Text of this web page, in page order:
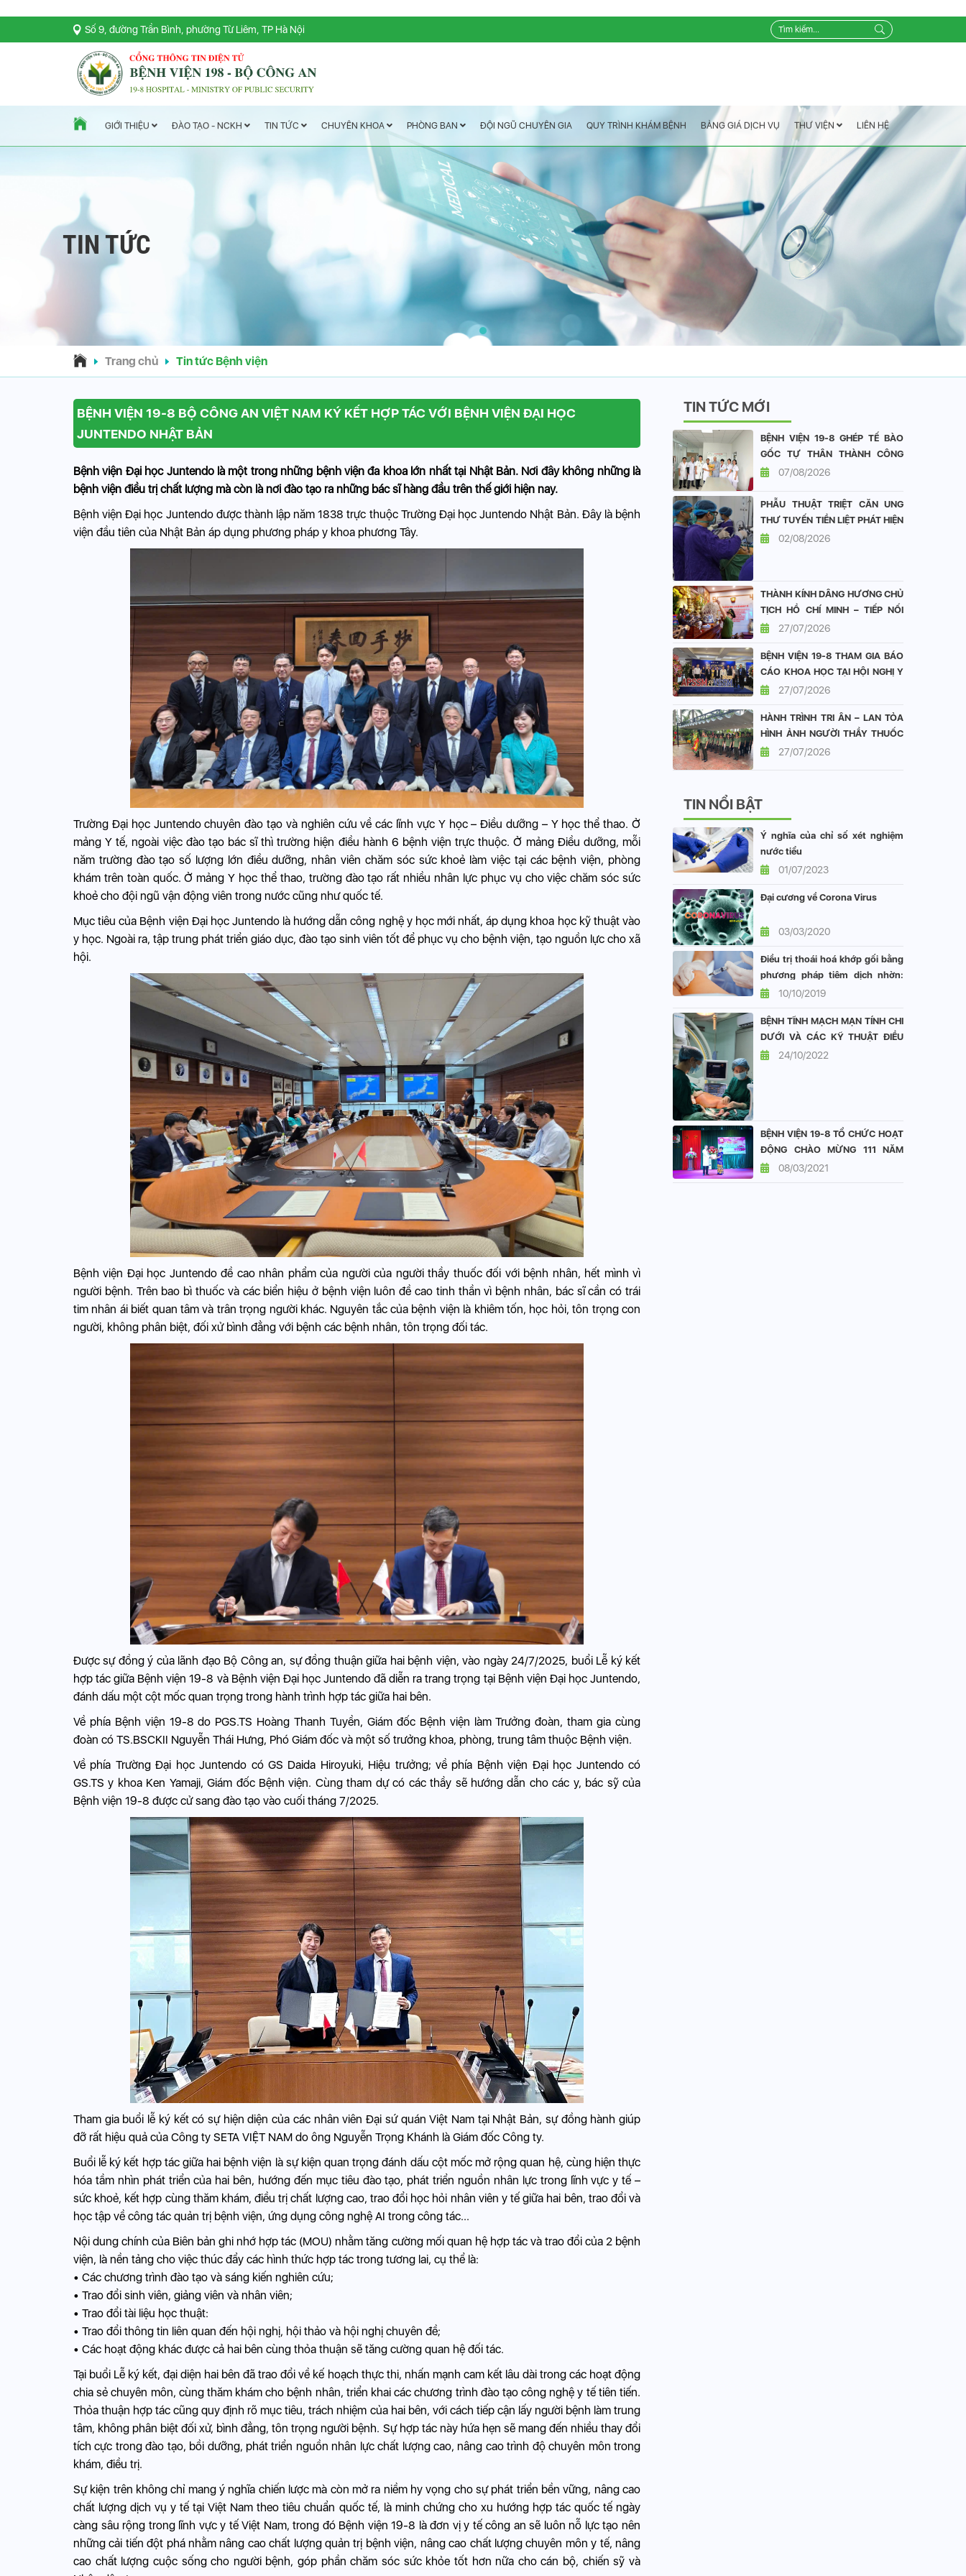
Số 9, đường Trần Bình, phường Từ Liêm, TP Hà Nội
GIỚI THIỆU ĐÀO TẠO - NCKH TIN TỨC CHUYÊN KHOA PHÒNG BAN ĐỘI NGŨ CHUYÊN GIA QUY TRÌNH KHÁM BỆNH BẢNG GIÁ DỊCH VỤ THƯ VIỆN LIÊN HỆ
TIN TỨC
Trang chủ Tin tức Bệnh viện
BỆNH VIỆN 19-8 BỘ CÔNG AN VIỆT NAM KÝ KẾT HỢP TÁC VỚI BỆNH VIỆN ĐẠI HỌC
JUNTENDO NHẬT BẢN
Bệnh viện Đại học Juntendo là một trong những bệnh viện đa khoa lớn nhất tại Nhật Bản. Nơi đây không những là
bệnh viện điều trị chất lượng mà còn là nơi đào tạo ra những bác sĩ hàng đầu trên thế giới hiện nay.
Bệnh viện Đại học Juntendo được thành lập năm 1838 trực thuộc Trường Đại học Juntendo Nhật Bản. Đây là bệnh
viện đầu tiên của Nhật Bản áp dụng phương pháp y khoa phương Tây.
Trường Đại học Juntendo chuyên đào tạo và nghiên cứu về các lĩnh vực Y học – Điều dưỡng – Y học thể thao. Ở
mảng Y tế, ngoài việc đào tạo bác sĩ thì trường hiện điều hành 6 bệnh viện trực thuộc. Ở mảng Điều dưỡng, mỗi
năm trường đào tạo số lượng lớn điều dưỡng, nhân viên chăm sóc sức khoẻ làm việc tại các bệnh viện, phòng
khám trên toàn quốc. Ở mảng Y học thể thao, trường đào tạo rất nhiều nhân lực phục vụ cho việc chăm sóc sức
khoẻ cho đội ngũ vận động viên trong nước cũng như quốc tế.
Mục tiêu của Bệnh viện Đại học Juntendo là hướng dẫn công nghệ y học mới nhất, áp dụng khoa học kỹ thuật vào
y học. Ngoài ra, tập trung phát triển giáo dục, đào tạo sinh viên tốt để phục vụ cho bệnh viện, tạo nguồn lực cho xã
hội.
Bệnh viện Đại học Juntendo đề cao nhân phẩm của người của người thầy thuốc đối với bệnh nhân, hết mình vì
người bệnh. Trên bao bì thuốc và các biển hiệu ở bệnh viện luôn đề cao tinh thần vì bệnh nhân, bác sĩ cần có trái
tim nhân ái biết quan tâm và trân trọng người khác. Nguyên tắc của bệnh viện là khiêm tốn, học hỏi, tôn trọng con
người, không phân biệt, đối xử bình đẳng với bệnh các bệnh nhân, tôn trọng đối tác.
Được sự đồng ý của lãnh đạo Bộ Công an, sự đồng thuận giữa hai bệnh viện, vào ngày 24/7/2025, buổi Lễ ký kết
hợp tác giữa Bệnh viện 19-8 và Bệnh viện Đại học Juntendo đã diễn ra trang trọng tại Bệnh viện Đại học Juntendo,
đánh dấu một cột mốc quan trọng trong hành trình hợp tác giữa hai bên.
Về phía Bệnh viện 19-8 do PGS.TS Hoàng Thanh Tuyền, Giám đốc Bệnh viện làm Trưởng đoàn, tham gia cùng
đoàn có TS.BSCKII Nguyễn Thái Hưng, Phó Giám đốc và một số trưởng khoa, phòng, trung tâm thuộc Bệnh viện.
Về phía Trường Đại học Juntendo có GS Daida Hiroyuki, Hiệu trưởng; về phía Bệnh viện Đại học Juntendo có
GS.TS y khoa Ken Yamaji, Giám đốc Bệnh viện. Cùng tham dự có các thầy sẽ hướng dẫn cho các y, bác sỹ của
Bệnh viện 19-8 được cử sang đào tạo vào cuối tháng 7/2025.
Tham gia buổi lễ ký kết có sự hiện diện của các nhân viên Đại sứ quán Việt Nam tại Nhật Bản, sự đồng hành giúp
đỡ rất hiệu quả của Công ty SETA VIỆT NAM do ông Nguyễn Trọng Khánh là Giám đốc Công ty.
Buổi lễ ký kết hợp tác giữa hai bệnh viện là sự kiện quan trọng đánh dấu cột mốc mở rộng quan hệ, cùng hiện thực
hóa tầm nhìn phát triển của hai bên, hướng đến mục tiêu đào tạo, phát triển nguồn nhân lực trong lĩnh vực y tế –
sức khoẻ, kết hợp cùng thăm khám, điều trị chất lượng cao, trao đổi học hỏi nhân viên y tế giữa hai bên, trao đổi và
học tập về công tác quản trị bệnh viện, ứng dụng công nghệ AI trong công tác...
Nội dung chính của Biên bản ghi nhớ hợp tác (MOU) nhằm tăng cường mối quan hệ hợp tác và trao đổi của 2 bệnh
viện, là nền tảng cho việc thúc đẩy các hình thức hợp tác trong tương lai, cụ thể là:
• Các chương trình đào tạo và sáng kiến nghiên cứu;
• Trao đổi sinh viên, giảng viên và nhân viên;
• Trao đổi tài liệu học thuật:
• Trao đổi thông tin liên quan đến hội nghị, hội thảo và hội nghị chuyên đề;
• Các hoạt động khác được cả hai bên cùng thỏa thuận sẽ tăng cường quan hệ đối tác.
Tại buổi Lễ ký kết, đại diện hai bên đã trao đổi về kế hoạch thực thi, nhấn mạnh cam kết lâu dài trong các hoạt động
chia sẻ chuyên môn, cùng thăm khám cho bệnh nhân, triển khai các chương trình đào tạo công nghệ y tế tiên tiến.
Thỏa thuận hợp tác cũng quy định rõ mục tiêu, trách nhiệm của hai bên, với cách tiếp cận lấy người bệnh làm trung
tâm, không phân biệt đối xử, bình đẳng, tôn trọng người bệnh. Sự hợp tác này hứa hẹn sẽ mang đến nhiều thay đổi
tích cực trong đào tạo, bồi dưỡng, phát triển nguồn nhân lực chất lượng cao, nâng cao trình độ chuyên môn trong
khám, điều trị.
Sự kiện trên không chỉ mang ý nghĩa chiến lược mà còn mở ra niềm hy vọng cho sự phát triển bền vững, nâng cao
chất lượng dịch vụ y tế tại Việt Nam theo tiêu chuẩn quốc tế, là minh chứng cho xu hướng hợp tác quốc tế ngày
càng sâu rộng trong lĩnh vực y tế Việt Nam, trong đó Bệnh viện 19-8 là đơn vị y tế công an sẽ luôn nỗ lực tạo nên
những cải tiến đột phá nhằm nâng cao chất lượng quản trị bệnh viện, nâng cao chất lượng chuyên môn y tế, nâng
cao chất lượng cuộc sống cho người bệnh, góp phần chăm sóc sức khỏe tốt hơn nữa cho cán bộ, chiến sỹ và
TIN TỨC MỚI
BỆNH VIỆN 19-8 GHÉP TẾ BÀO
GỐC TỰ THÂN THÀNH CÔNG
CHO BỆNH NHÂN ĐA U TỦY
07/08/2026
PHẪU THUẬT TRIỆT CĂN UNG
THƯ TUYẾN TIỀN LIỆT PHÁT HIỆN
SỚM TẠI BỆNH VIỆN 19-8: DUY
02/08/2026
THÀNH KÍNH DÂNG HƯƠNG CHỦ
TỊCH HỒ CHÍ MINH – TIẾP NỐI
ĐẠO LÝ “UỐNG NƯỚC NHỚ
27/07/2026
BỆNH VIỆN 19-8 THAM GIA BÁO
CÁO KHOA HỌC TẠI HỘI NGHỊ Y
HỌC GIỚI TÍNH CHÂU Á - THÁI
HỌC GIỚI TÍNH VIỆT NAM
27/07/2026
HÀNH TRÌNH TRI ÂN – LAN TỎA
HÌNH ẢNH NGƯỜI THẦY THUỐC
CÔNG AN NHÂN DÂN
27/07/2026
TIN NỔI BẬT
Ý nghĩa của chỉ số xét nghiệm
nước tiểu
01/07/2023
Đại cương về Corona Virus
03/03/2020
Điều trị thoái hoá khớp gối bằng
phương pháp tiêm dịch nhờn:
vai trò và hiệu quả
10/10/2019
BỆNH TĨNH MẠCH MẠN TÍNH CHI
DƯỚI VÀ CÁC KỸ THUẬT ĐIỀU
TRỊ TẠI KHOA TIM MẠCH BỆNH
24/10/2022
BỆNH VIỆN 19-8 TỔ CHỨC HOẠT
ĐỘNG CHÀO MỪNG 111 NĂM
QUỐC TẾ PHỤ NỮ 8/3
08/03/2021